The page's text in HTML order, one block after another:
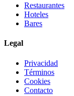
Restaurantes
Hoteles
Bares
Legal
Privacidad
Términos
Cookies
Contacto